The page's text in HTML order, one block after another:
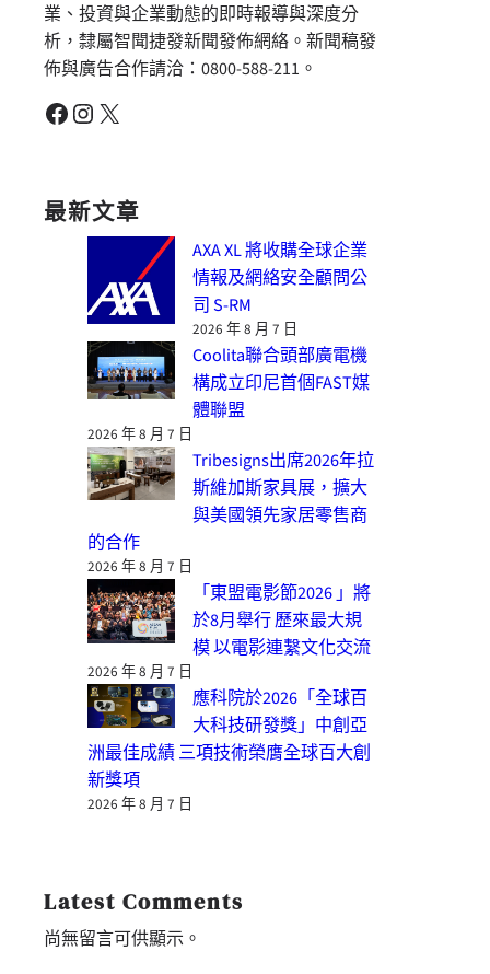
業、投資與企業動態的即時報導與深度分
析，隸屬智聞捷發新聞發佈網絡。新聞稿發
佈與廣告合作請洽：0800-588-211。
Facebook Instagram X
最新文章
AXA XL 將收購全球企業
情報及網絡安全顧問公
司 S-RM
2026 年 8 月 7 日
Coolita聯合頭部廣電機
構成立印尼首個FAST媒
體聯盟
2026 年 8 月 7 日
Tribesigns出席2026年拉
斯維加斯家具展，擴大
與美國領先家居零售商
的合作
2026 年 8 月 7 日
「東盟電影節2026 」將
於8月舉行 歷來最大規
模 以電影連繫文化交流
2026 年 8 月 7 日
應科院於2026「全球百
大科技研發獎」中創亞
洲最佳成績 三項技術榮膺全球百大創
新獎項
2026 年 8 月 7 日
Latest Comments
尚無留言可供顯示。